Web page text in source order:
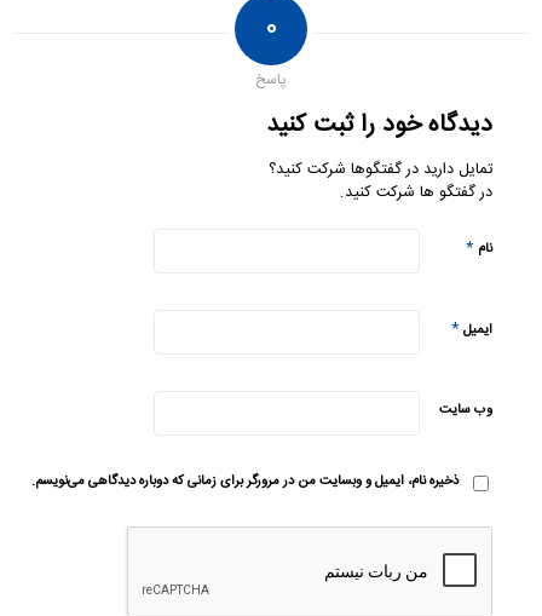
۰
پاسخ
دیدگاه خود را ثبت کنید
تمایل دارید در گفتگوها شرکت کنید؟
در گفتگو ها شرکت کنید.
نام*
ایمیل*
وب‌ سایت
ذخیره نام، ایمیل و وبسایت من در مرورگر برای زمانی که دوباره دیدگاهی می‌نویسم.